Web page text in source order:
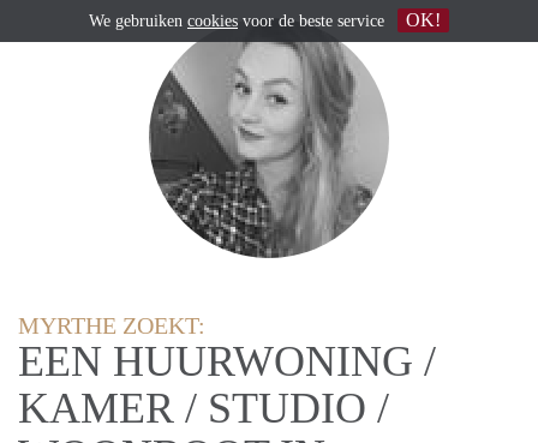
MYRTHE ZOEKT:
EEN HUURWONING /
KAMER / STUDIO /
We gebruiken cookies voor de beste service OK!